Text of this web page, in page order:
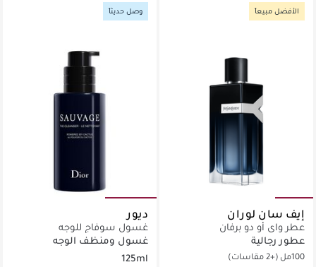
الأفضل مبيعاً
إيف سان لوران
عطر واي أو دو برفان
عطور رجالية
100مل (+2 مقاسات)
وصل حديثاً
ديور
غسول سوفاج للوجه
غسول ومنظف الوجه
125ml